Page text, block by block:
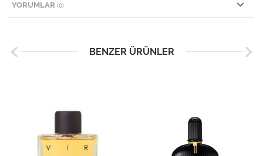
YORUMLAR (0)
BENZER ÜRÜNLER